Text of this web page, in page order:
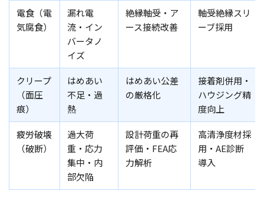
電食（電
気腐食）
漏れ電
流・イン
バータノ
イズ
絶縁軸受・ア
ース接続改善
軸受絶縁スリ
ーブ採用
クリープ
（面圧
痕）
はめあい
不足・過
熱
はめあい公差
の厳格化
接着剤併用・
ハウジング精
度向上
疲労破壊
（破断）
過大荷
重・応力
集中・内
部欠陥
設計荷重の再
評価・FEA応
力解析
高清浄度材採
用・AE診断
導入